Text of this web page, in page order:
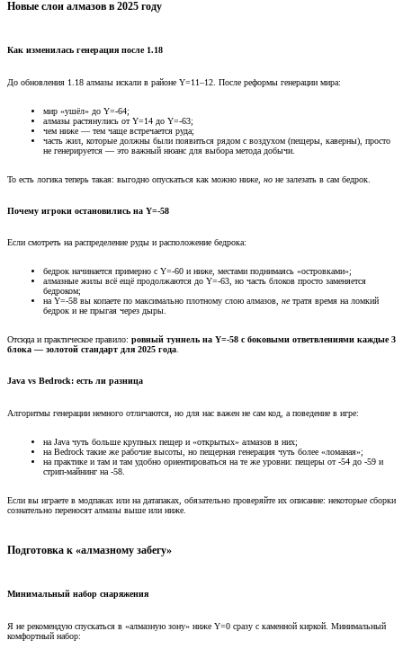
Новые слои алмазов в 2025 году​
Как изменилась генерация после 1.18​
До обновления 1.18 алмазы искали в районе Y=11–12. После реформы генерации мира:
мир «ушёл» до Y=-64;
алмазы растянулись от Y=14 до Y=-63;
чем ниже — тем чаще встречается руда;
часть жил, которые должны были появиться рядом с воздухом (пещеры, каверны), просто
не генерируется — это важный нюанс для выбора метода добычи.
То есть логика теперь такая: выгодно опускаться как можно ниже, но не залезать в сам бедрок.
Почему игроки остановились на Y=-58​
Если смотреть на распределение руды и расположение бедрока:
бедрок начинается примерно с Y=-60 и ниже, местами поднимаясь «островками»;
алмазные жилы всё ещё продолжаются до Y=-63, но часть блоков просто заменяется
бедроком;
на Y=-58 вы копаете по максимально плотному слою алмазов, нетратя время на ломкий
бедрок и не прыгая через дыры.
Отсюда и практическое правило: ровный туннель на Y=-58 с боковыми ответвлениями каждые 3
блока — золотой стандарт для 2025 года
Java vs Bedrock: есть ли разница​
Алгоритмы генерации немного отличаются, но для нас важен не сам код, а поведение в игре:
на Java чуть больше крупных пещер и «открытых» алмазов в них;
на Bedrock такие же рабочие высоты, но пещерная генерация чуть более «ломаная»;
на практике и там и там удобно ориентироваться на те же уровни: пещеры от -54 до -59 и
стрип-майнинг на -58.
Если вы играете в модпаках или на датапаках, обязательно проверяйте их описание: некоторые сборки
сознательно переносят алмазы выше или ниже.
Подготовка к «алмазному забегу»​
Минимальный набор снаряжения​
Я не рекомендую спускаться в «алмазную зону» ниже Y=0 сразу с каменной киркой. Минимальный
комфортный набор: